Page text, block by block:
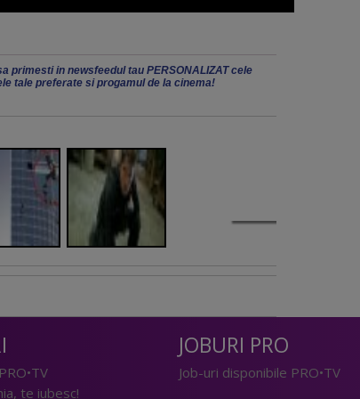
primesti in newsfeedul tau PERSONALIZAT cele
tale preferate si progamul de la cinema!
te iubesc!
JOBURI PRO
Job-uri disponibile PRO•TV